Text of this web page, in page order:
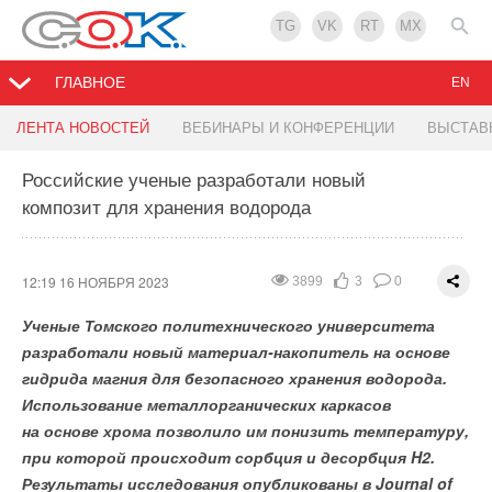
TG VK RT MX
ГЛАВНОЕ
ЛЕНТА НОВОСТЕЙ ВЕБИНАРЫ И КОНФЕРЕНЦИИ
EN
Российские ученые разработали новый
композит для хранения водорода
3899 3 0
12:19 16 НОЯБРЯ 2023
Ученые Томского политехнического университета
разработали новый материал-накопитель на основе
гидрида магния для безопасного хранения водорода.
Использование металлорганических каркасов
на основе хрома позволило им понизить температуру,
при которой происходит сорбция и десорбция H2.
Результаты исследования опубликованы в Journal of
Русклимат-драйвер развития региональной
13:38 15 НОЯБРЯ 2023
К столичным батареям подключили новый
13:35 15 НОЯБРЯ 2023
Китай начал строительство крупнейшей в мире
13:21 15 НОЯБРЯ 2023
Ученые предлагают из отработанных
12:54 15 НОЯБРЯ 2023